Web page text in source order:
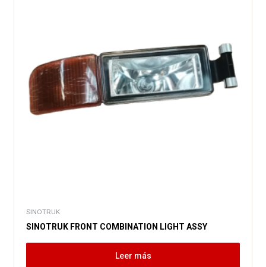
SINOTRUK
SINOTRUK FRONT COMBINATION LIGHT ASSY
Leer más